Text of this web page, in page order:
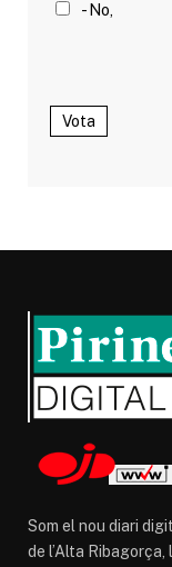
- No,
Vota
Som el nou diari
de l’Alta Ribagorça,